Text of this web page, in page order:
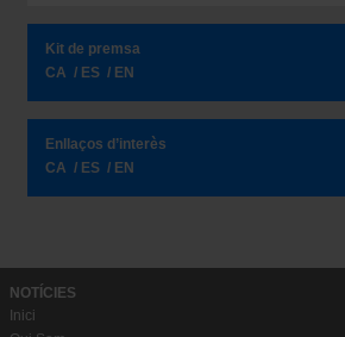
Kit de premsa
CA
ES EN
Enllaços d’interès
CA
ES EN
NOTÍCIES
Inici